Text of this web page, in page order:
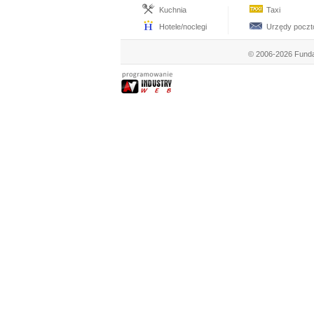
Kuchnia
Hotele/noclegi
Taxi
Urzędy
© 2006-2026